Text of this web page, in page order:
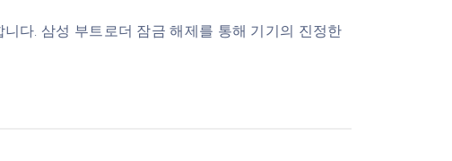
다. 삼성 부트로더 잠금 해제를 통해 기기의 진정한